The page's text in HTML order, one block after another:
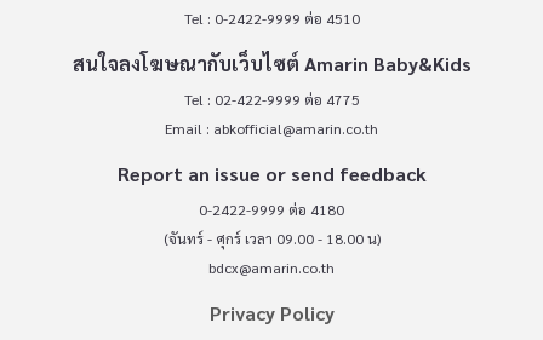
Tel : 0-2422-9999 ต่อ 4510
สนใจลงโฆษณากับเว็บไซต์ Amarin Baby&Kids
Tel : 02-422-9999 ต่อ 4775
Email : abkofficial@amarin.co.th
Report an issue or send feedback
0-2422-9999 ต่อ 4180
(จันทร์ - ศุกร์ เวลา 09.00 - 18.00 น)
bdcx@amarin.co.th
Privacy Policy